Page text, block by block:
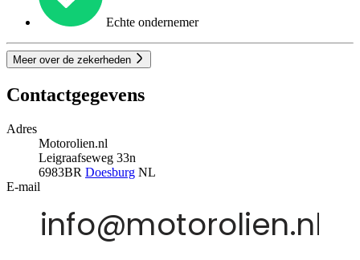
Echte ondernemer
Meer over de zekerheden
Contactgegevens
Adres
Motorolien.nl
Leigraafseweg 33n
6983BR Doesburg NL
E-mail